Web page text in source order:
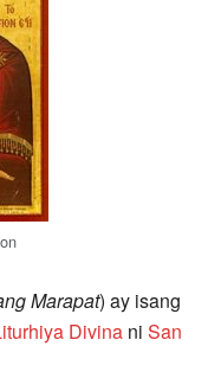
Marapat) ay isang
Divina ni San